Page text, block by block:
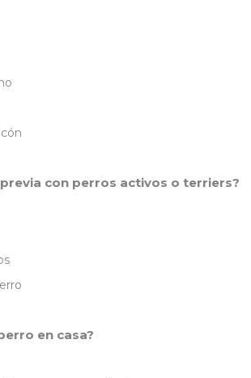
con perros activos o terriers?
en casa?